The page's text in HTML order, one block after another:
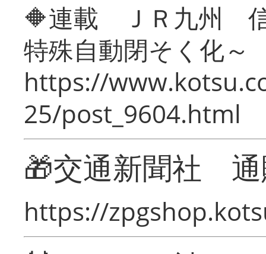
🔶連載 ＪＲ九州 信
特殊自動閉そく化～
https://
25/post_9604.html
🎁交通新聞社
https://